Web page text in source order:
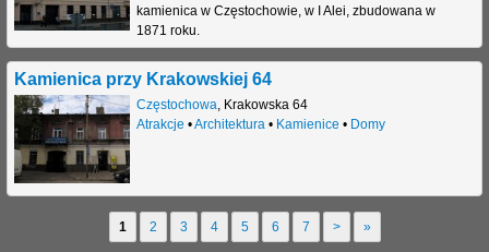
kamienica w Częstochowie, w I Alei, zbudowana w
1871 roku.
Kamienica przy Krakowskiej 64
Częstochowa Krakowska 64
Atrakcje •Architektura • Kamienice • Domy
1 2 3 4 5 6 7 > »